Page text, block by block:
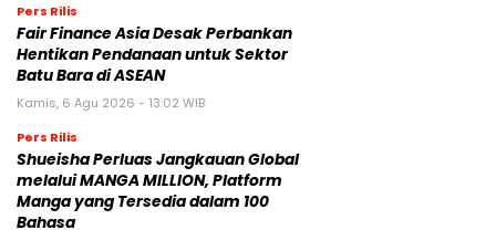
Pers Rilis
Fair Finance Asia Desak Perbankan
Hentikan Pendanaan untuk Sektor
Batu Bara di ASEAN
Kamis, 6 Agu 2026 - 13:02 WIB
Pers Rilis
Shueisha Perluas Jangkauan Global
melalui MANGA MILLION, Platform
Manga yang Tersedia dalam 100
Bahasa